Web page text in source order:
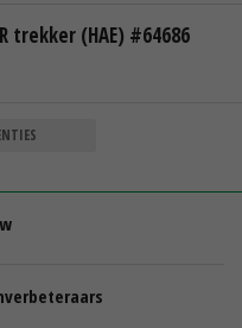
trekker (HAE) #64686